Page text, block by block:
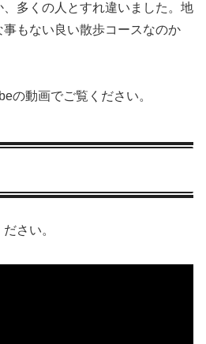
多くの人とすれ違いました。地
もない良い散歩コースなのか
の動画でご覧ください。
さい。